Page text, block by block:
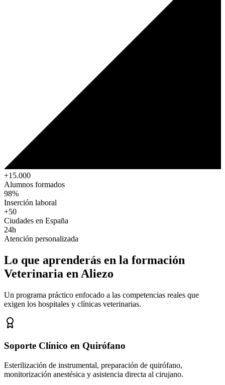
+15.000
Alumnos formados
98%
Inserción laboral
+50
Ciudades en España
24h
Atención personalizada
Lo que aprenderás en la formación
Veterinaria en Aliezo
Un programa práctico enfocado a las competencias reales que
exigen los hospitales y clínicas veterinarias.
Soporte Clínico en Quirófano
Esterilización de instrumental, preparación de quirófano,
monitorización anestésica y asistencia directa al cirujano.